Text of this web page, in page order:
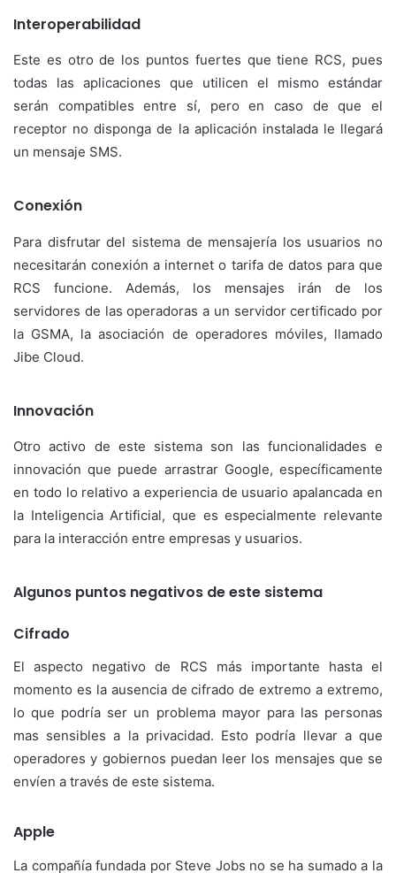
Interoperabilidad
Este es otro de los puntos fuertes que tiene RCS, pues
todas las aplicaciones que utilicen el mismo estándar
serán compatibles entre sí, pero en caso de que el
receptor no disponga de la aplicación instalada le llegará
un mensaje SMS.
Conexión
Para disfrutar del sistema de mensajería los usuarios no
necesitarán conexión a internet o tarifa de datos para que
RCS funcione. Además, los mensajes irán de los
servidores de las operadoras a un servidor certificado por
la GSMA, la asociación de operadores móviles, llamado
Jibe Cloud.
Innovación
Otro activo de este sistema son las funcionalidades e
innovación que puede arrastrar Google, específicamente
en todo lo relativo a experiencia de usuario apalancada en
la Inteligencia Artificial, que es especialmente relevante
para la interacción entre empresas y usuarios.
Algunos puntos negativos de este sistema
Cifrado
El aspecto negativo de RCS más importante hasta el
momento es la ausencia de cifrado de extremo a extremo,
lo que podría ser un problema mayor para las personas
mas sensibles a la privacidad. Esto podría llevar a que
operadores y gobiernos puedan leer los mensajes que se
envíen a través de este sistema.
Apple
La compañía fundada por Steve Jobs no se ha sumado a la